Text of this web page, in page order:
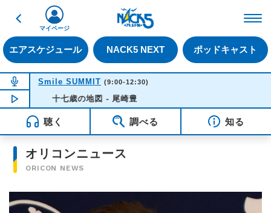
戻る
エアスケジュール NACK5 NEXT ポッドキャスト
マイページ
NOW ON AIR
Smile SUMMIT (9:00-12:30)
NOW PLAYING08:53
十七歳の地図 - 尾崎豊
聴く 調べる 知る
オリコンニュース
ORICON NEWS